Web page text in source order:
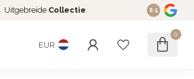
Uitgebreide Collectie 8.5
EUR
0